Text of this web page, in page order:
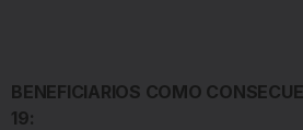
BENEFICIARIOS COMO
19: